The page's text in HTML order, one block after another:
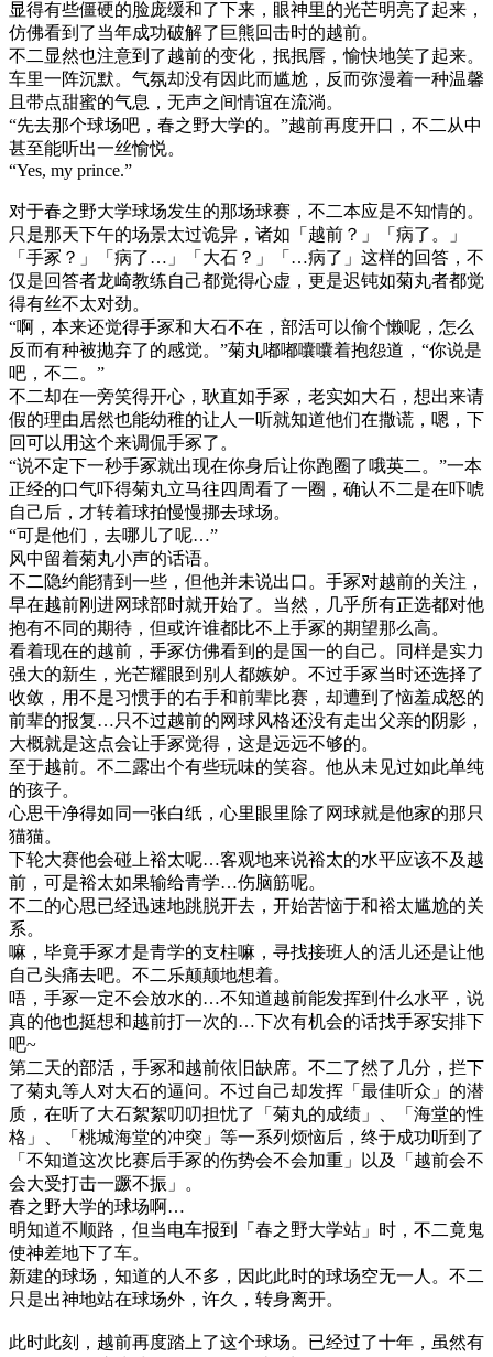
显得有些僵硬的脸庞缓和了下来，眼神里的光芒明亮了起来，
仿佛看到了当年成功破解了巨熊回击时的越前。
不二显然也注意到了越前的变化，抿抿唇，愉快地笑了起来。
车里一阵沉默。气氛却没有因此而尴尬，反而弥漫着一种温馨
且带点甜蜜的气息，无声之间情谊在流淌。
“先去那个球场吧，春之野大学的。”越前再度开口，不二从中
甚至能听出一丝愉悦。
“Yes, my prince.”
对于春之野大学球场发生的那场球赛，不二本应是不知情的。
只是那天下午的场景太过诡异，诸如「越前？」「病了。」
「手冢？」「病了…」「大石？」「…病了」这样的回答，不
仅是回答者龙崎教练自己都觉得心虚，更是迟钝如菊丸者都觉
得有丝不太对劲。
“啊，本来还觉得手冢和大石不在，部活可以偷个懒呢，怎么
反而有种被抛弃了的感觉。”菊丸嘟嘟囔囔着抱怨道，“你说是
吧，不二。”
不二却在一旁笑得开心，耿直如手冢，老实如大石，想出来请
假的理由居然也能幼稚的让人一听就知道他们在撒谎，嗯，下
回可以用这个来调侃手冢了。
“说不定下一秒手冢就出现在你身后让你跑圈了哦英二。”一本
正经的口气吓得菊丸立马往四周看了一圈，确认不二是在吓唬
自己后，才转着球拍慢慢挪去球场。
“可是他们，去哪儿了呢…”
风中留着菊丸小声的话语。
不二隐约能猜到一些，但他并未说出口。手冢对越前的关注，
早在越前刚进网球部时就开始了。当然，几乎所有正选都对他
抱有不同的期待，但或许谁都比不上手冢的期望那么高。
看着现在的越前，手冢仿佛看到的是国一的自己。同样是实力
强大的新生，光芒耀眼到别人都嫉妒。不过手冢当时还选择了
收敛，用不是习惯手的右手和前辈比赛，却遭到了恼羞成怒的
前辈的报复…只不过越前的网球风格还没有走出父亲的阴影，
大概就是这点会让手冢觉得，这是远远不够的。
至于越前。不二露出个有些玩味的笑容。他从未见过如此单纯
的孩子。
心思干净得如同一张白纸，心里眼里除了网球就是他家的那只
猫猫。
下轮大赛他会碰上裕太呢…客观地来说裕太的水平应该不及越
前，可是裕太如果输给青学…伤脑筋呢。
不二的心思已经迅速地跳脱开去，开始苦恼于和裕太尴尬的关
系。
嘛，毕竟手冢才是青学的支柱嘛，寻找接班人的活儿还是让他
自己头痛去吧。不二乐颠颠地想着。
唔，手冢一定不会放水的…不知道越前能发挥到什么水平，说
真的他也挺想和越前打一次的…下次有机会的话找手冢安排下
吧~
第二天的部活，手冢和越前依旧缺席。不二了然了几分，拦下
了菊丸等人对大石的逼问。不过自己却发挥「最佳听众」的潜
质，在听了大石絮絮叨叨担忧了「菊丸的成绩」、「海堂的性
格」、「桃城海堂的冲突」等一系列烦恼后，终于成功听到了
「不知道这次比赛后手冢的伤势会不会加重」以及「越前会不
会大受打击一蹶不振」。
春之野大学的球场啊…
明知道不顺路，但当电车报到「春之野大学站」时，不二竟鬼
使神差地下了车。
新建的球场，知道的人不多，因此此时的球场空无一人。不二
只是出神地站在球场外，许久，转身离开。
此时此刻，越前再度踏上了这个球场。已经过了十年，虽然有